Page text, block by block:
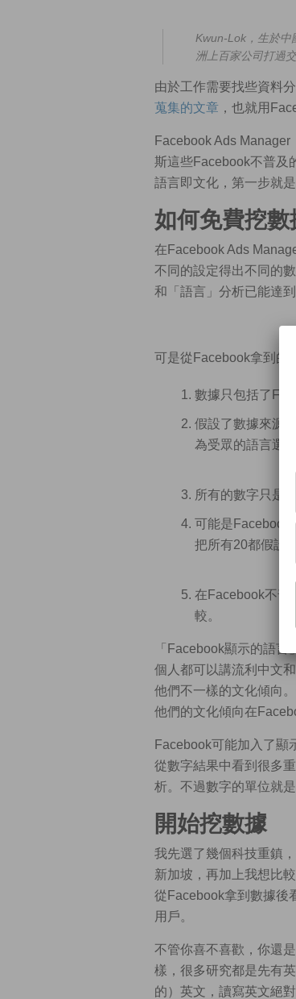
Kwun-Lok，生於中
洲上百家公司打過
由於工作需要找些資料
蒐集的文章 ，也就用
Facebook Ads
斯這些Facebook不普及
語言即文化，第一步就
如何免費挖數
在Facebook Ads
不同的設定得出不同的
和「語言」分析已能達
可是從Facebook拿到的
數據只包括了
假設了數據來源
為受眾的語言選
所有的數字只是
可能是Facebook
把所有20都假設
在Facebook不普
較。
「Facebook顯示的語
個人都可以講流利中文
他們不一樣的文化傾向
他們的文化傾向在
Facebook可能加入了顯
從數字結果中看到很多
析。不過數字的單位就
開始挖數據
我先選了幾個科技重鎮
新加坡，再加上我想比
從Facebook拿到數據後
用戶。
不管你喜不喜歡，你還
樣，很多研究都是先有
的）英文，讀寫英文絕